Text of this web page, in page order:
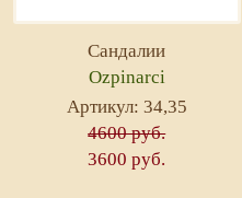
Сандалии
Ozpinarci
Артикул: 34,35
4600 руб.
3600 руб.